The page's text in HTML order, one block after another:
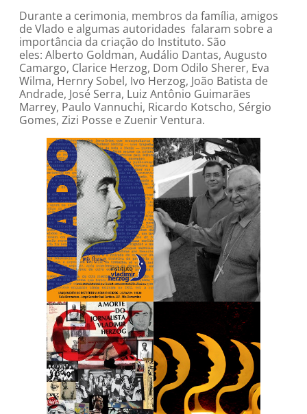
Durante a cerimonia, membros da família, amigos
de Vlado e algumas autoridades falaram sobre a
importância da criação do Instituto. São
eles: Alberto Goldman, Audálio Dantas, Augusto
Camargo, Clarice Herzog, Dom Odilo Sherer, Eva
Wilma, Hernry Sobel, Ivo Herzog, João Batista de
Andrade, José Serra, Luiz Antônio Guimarães
Marrey, Paulo Vannuchi, Ricardo Kotscho, Sérgio
Gomes, Zizi Posse e Zuenir Ventura.